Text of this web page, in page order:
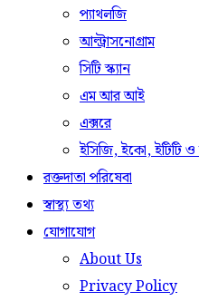
প্যাথলজি
আল্ট্রাসনোগ্রাম
সিটি স্ক্যান
এম আর আই
এক্সরে
ইসিজি, ইকো, ইটিটি ও
রক্তদাতা পরিষেবা
স্বাস্থ্য তথ্য
যোগাযোগ
About Us
Privacy Policy